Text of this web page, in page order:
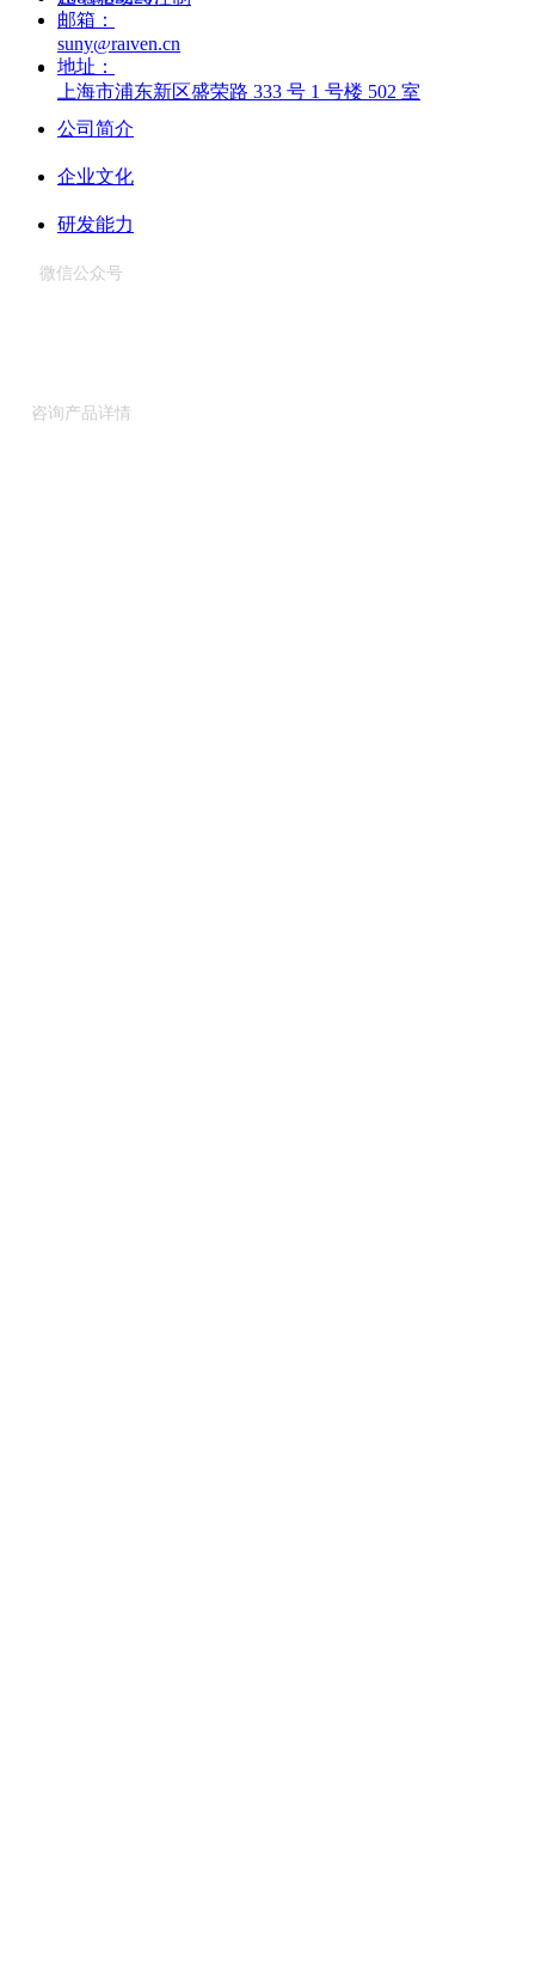
关于锐云威
公司简介
企业文化
研发能力
邮箱：
suny@raiven.cn
地址：
上海市浦东新区盛荣路 333 号 1 号楼 502 室
微信公众号
咨询产品详情